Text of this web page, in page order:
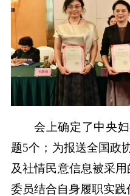
会上确定了中央
题5个；为报送全国政
及社情民意信息被采
委员结合自身履职实践